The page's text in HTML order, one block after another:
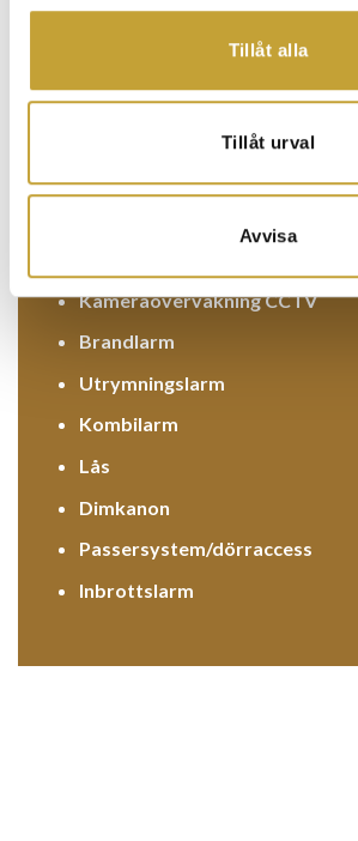
Tillåt alla
Tillåt urval
Avvisa
Kameraövervakning CCTV
Brandlarm
Utrymningslarm
Kombilarm
Lås
Dimkanon
Passersystem/dörraccess
Inbrottslarm